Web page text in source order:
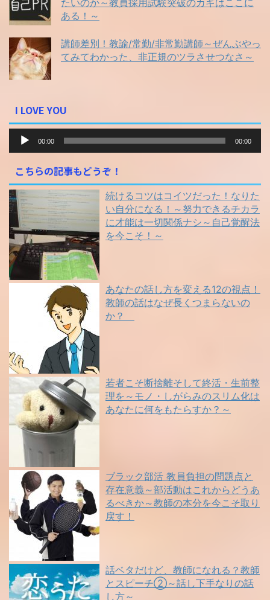
たいのか～教員採用試験突破のカギはここに
ある！～
講師差別！教諭/常勤/非常勤講師～ぜんぶやっ
てみてわかった、非正規のツラさせつなさ～
I LOVE YOU
レ
ー
ヤ
ー
00:00 00:00
こちらの記事もどうぞ！
続けるコツはコイツだった！なりた
い自分になる！～努力できるチカラ
に才能は一切関係ナシ～自己覚醒法
を今こそ！～
あなたの話し方を変える12の視点！
教師の話はなぜ長くつまらないの
か？
若者こそ断捨離そして終活・生前整
理を～モノ・しがらみのスリム化は
あなたに何をもたらすか？～
ブラック部活 教員負担の問題点と
存在意義～部活動はこれからどうあ
るべきか～教師の本分を今こそ取り
戻す！
話ベタだけど、教師になれる？教師
とスピーチ②～話し下手なりの話
し方～